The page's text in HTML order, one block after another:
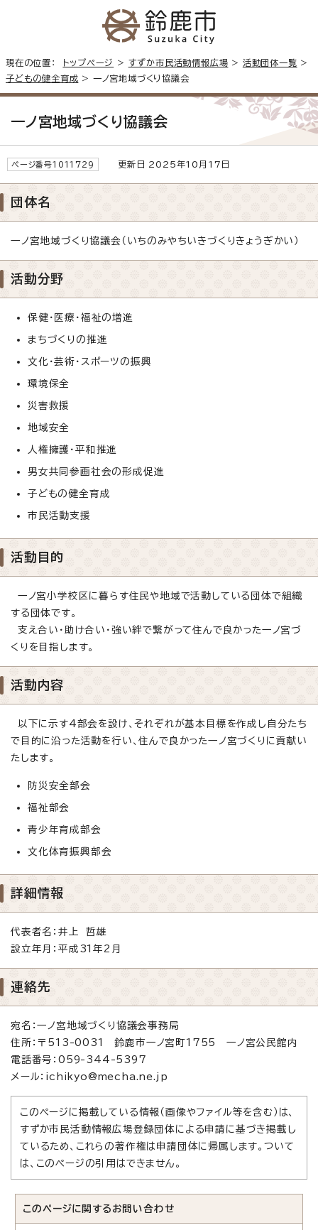
現在の位置： トップページ > すずか市民活動情報広場 > 活動団体一覧 >
子どもの健全育成 > 一ノ宮地域づくり協議会
一ノ宮地域づくり協議会
ページ番号1011729 更新日 2025年10月17日
団体名
一ノ宮地域づくり協議会（いちのみやちいきづくりきょうぎかい）
活動分野
保健・医療・福祉の増進
まちづくりの推進
文化・芸術・スポーツの振興
環境保全
災害救援
地域安全
人権擁護・平和推進
男女共同参画社会の形成促進
子どもの健全育成
市民活動支援
活動目的
一ノ宮小学校区に暮らす住民や地域で活動している団体で組織
する団体です。
支え合い・助け合い・強い絆で繋がって住んで良かった一ノ宮づ
くりを目指します。
活動内容
以下に示す4部会を設け、それぞれが基本目標を作成し自分たち
で目的に沿った活動を行い、住んで良かった一ノ宮づくりに貢献い
たします。
防災安全部会
福祉部会
青少年育成部会
文化体育振興部会
詳細情報
代表者名：井上 哲雄
設立年月：平成31年2月
連絡先
宛名：一ノ宮地域づくり協議会事務局
住所：〒513-0031 鈴鹿市一ノ宮町1755 一ノ宮公民館内
電話番号：059-344-5397
メール：ichikyo@mecha.ne.jp
このページに掲載している情報（画像やファイル等を含む）は、
すずか市民活動情報広場登録団体による申請に基づき掲載し
ているため、これらの著作権は申請団体に帰属します。ついて
は、このページの引用はできません。
このページに関する お問い合わせ